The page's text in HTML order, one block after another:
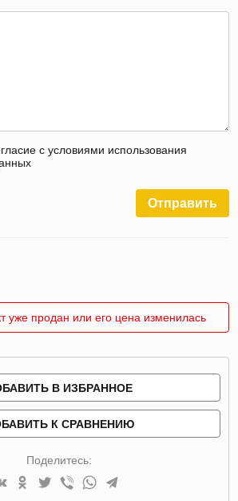
с условиями использования
Отправить
уже продан или его цена изменилась
В ИЗБРАННОЕ
К СРАВНЕНИЮ
Поделитесь: